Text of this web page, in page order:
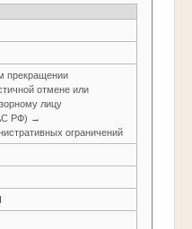
прекращении
отмене или
лицу
РФ) →
ограничений